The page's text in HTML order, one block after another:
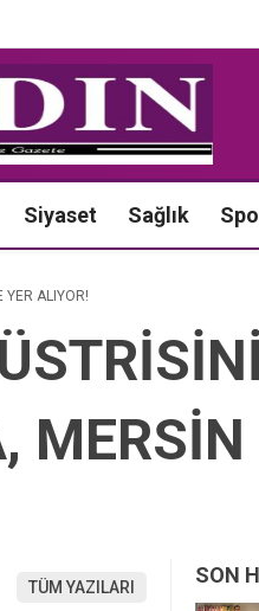
Siyaset Sağlık
YER ALIYOR!
MERSİN
TÜM YAZILARI SON